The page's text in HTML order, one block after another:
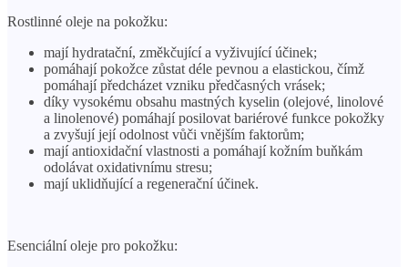
Rostlinné oleje na pokožku:
mají hydratační, změkčující a vyživující účinek;
pomáhají pokožce zůstat déle pevnou a elastickou, čímž
pomáhají předcházet vzniku předčasných vrásek;
díky vysokému obsahu mastných kyselin (olejové, linolové
a linolenové) pomáhají posilovat bariérové ​​funkce pokožky
a zvyšují její odolnost vůči vnějším faktorům;
mají antioxidační vlastnosti a pomáhají kožním buňkám
odolávat oxidativnímu stresu;
mají uklidňující a regenerační účinek.
Esenciální oleje pro pokožku: